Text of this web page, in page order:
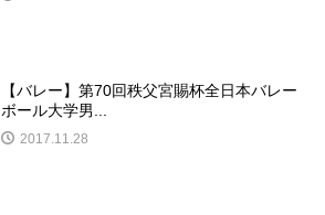
【バレー】第70回秩父宮賜杯全日本バレー
ボール大学男...
2017.11.28